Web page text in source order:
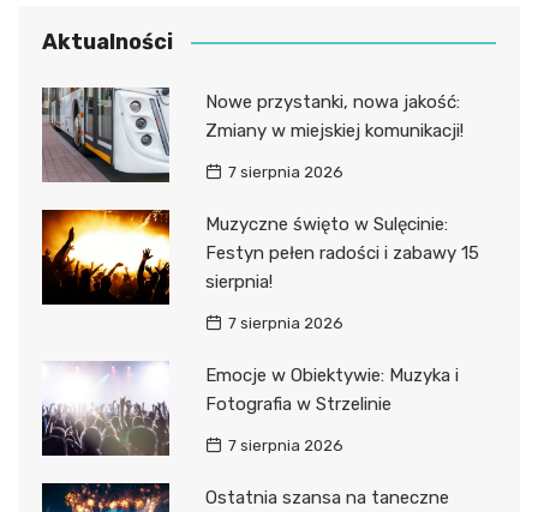
Aktualności
Nowe przystanki, nowa jakość:
Zmiany w miejskiej komunikacji!
7 sierpnia 2026
Muzyczne święto w Sulęcinie:
Festyn pełen radości i zabawy 15
sierpnia!
7 sierpnia 2026
Emocje w Obiektywie: Muzyka i
Fotografia w Strzelinie
7 sierpnia 2026
Ostatnia szansa na taneczne